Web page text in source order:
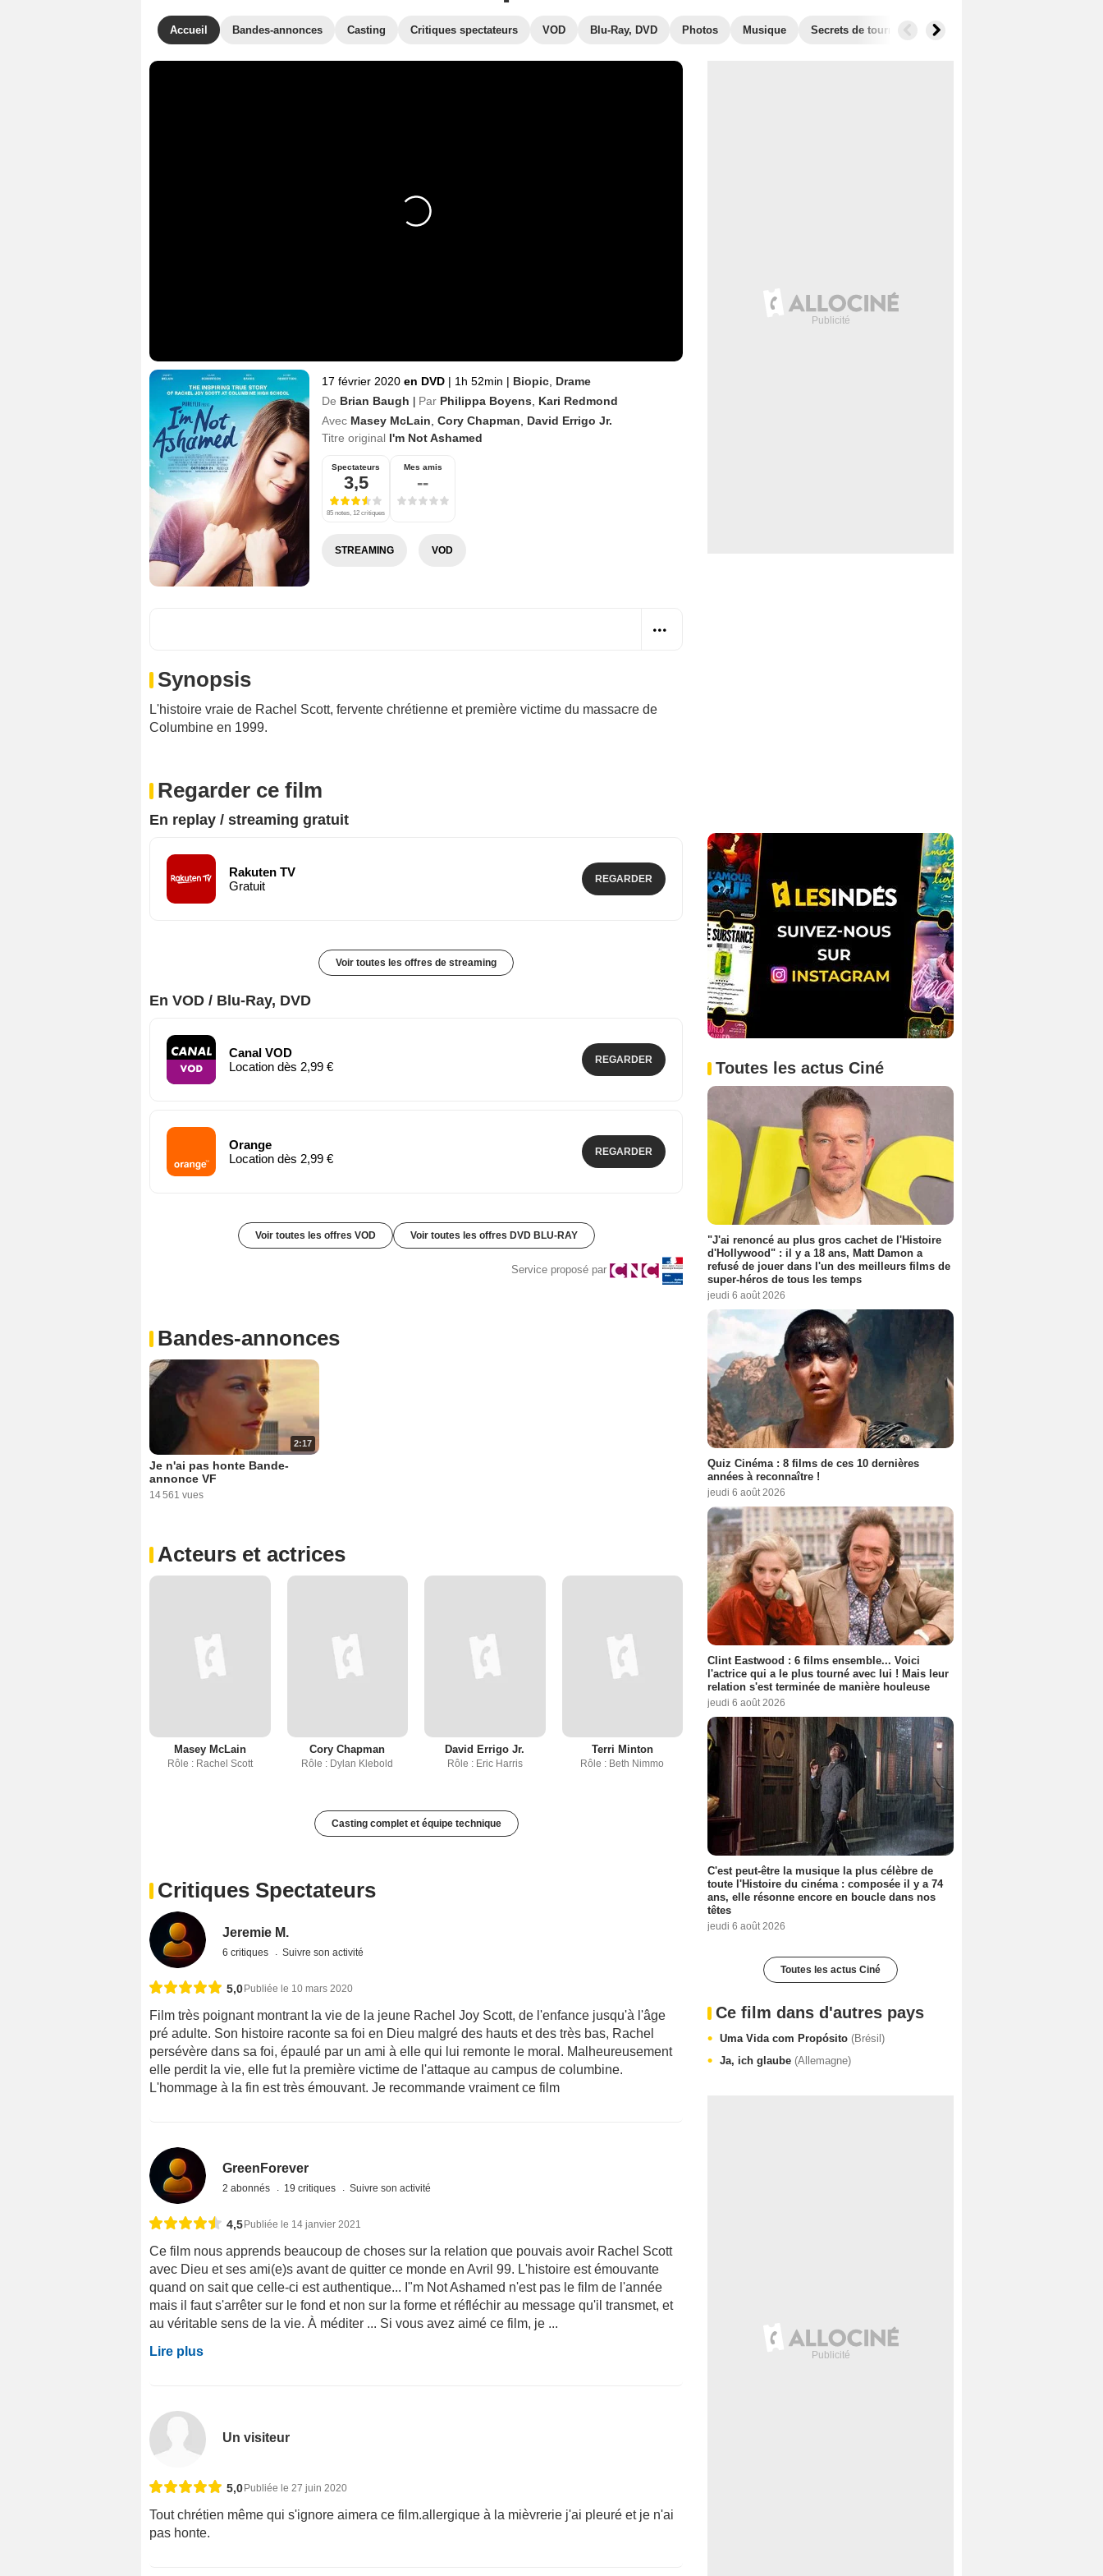
Accueil Bandes-annonces Casting Critiques spectateurs VOD Blu-Ray, DVD Photos Musique Secrets de tournage Films similaires
17 février 2020 en DVD | 1h 52min | Biopic Drame
De Brian Baugh | Par Philippa Boyens
Kari Redmond
Avec Masey McLain Cory Chapman
David Errigo Jr.
Titre original I'm Not Ashamed
Spectateurs
3,5
85 notes, 12 critiques
Mes amis
--
STREAMING VOD
Synopsis
L'histoire vraie de Rachel Scott, fervente chrétienne et première victime du massacre de
Columbine en 1999.
Regarder ce film
En replay / streaming gratuit
Rakuten TV
Gratuit
REGARDER
Voir toutes les offres de streaming
En VOD / Blu-Ray, DVD
Canal VOD
Location dès 2,99 €
REGARDER
Orange
Location dès 2,99 €
REGARDER
Voir toutes les offres VOD Voir toutes les offres DVD BLU-RAY
Service proposé par
Bandes-annonces
2:17
Je n'ai pas honte Bande-
annonce VF
14 561 vues
Acteurs et actrices
Masey McLain
Rôle : Rachel Scott
Cory Chapman
Rôle : Dylan Klebold
David Errigo Jr.
Rôle : Eric Harris
Terri Minton
Rôle : Beth Nimmo
Casting complet et équipe technique
Critiques Spectateurs
Jeremie M.
6 critiques Suivre son activité
5,0Publiée le 10 mars 2020
Film très poignant montrant la vie de la jeune Rachel Joy Scott, de l'enfance jusqu'à l'âge
pré adulte. Son histoire raconte sa foi en Dieu malgré des hauts et des très bas, Rachel
persévère dans sa foi, épaulé par un ami à elle qui lui remonte le moral. Malheureusement
elle perdit la vie, elle fut la première victime de l'attaque au campus de columbine.
L'hommage à la fin est très émouvant. Je recommande vraiment ce film
GreenForever
2 abonnés 19 critiques Suivre son activité
4,5Publiée le 14 janvier 2021
Ce film nous apprends beaucoup de choses sur la relation que pouvais avoir Rachel Scott
avec Dieu et ses ami(e)s avant de quitter ce monde en Avril 99. L'histoire est émouvante
quand on sait que celle-ci est authentique... I"m Not Ashamed n'est pas le film de l'année
mais il faut s'arrêter sur le fond et non sur la forme et réfléchir au message qu'il transmet, et
au véritable sens de la vie. À méditer ... Si vous avez aimé ce film, je ...
Lire plus
Un visiteur
5,0Publiée le 27 juin 2020
Tout chrétien même qui s'ignore aimera ce film.allergique à la mièvrerie j'ai pleuré et je n'ai
pas honte.
Toutes les actus Ciné
"J'ai renoncé au plus gros cachet de l'Histoire
d'Hollywood" : il y a 18 ans, Matt Damon a
refusé de jouer dans l'un des meilleurs films de
super-héros de tous les temps
jeudi 6 août 2026
Quiz Cinéma : 8 films de ces 10 dernières
années à reconnaître !
jeudi 6 août 2026
Clint Eastwood : 6 films ensemble... Voici
l'actrice qui a le plus tourné avec lui ! Mais leur
relation s'est terminée de manière houleuse
jeudi 6 août 2026
C'est peut-être la musique la plus célèbre de
toute l'Histoire du cinéma : composée il y a 74
ans, elle résonne encore en boucle dans nos
têtes
jeudi 6 août 2026
Toutes les actus Ciné
Ce film dans d'autres pays
Uma Vida com Propósito (Brésil)
Ja, ich glaube (Allemagne)